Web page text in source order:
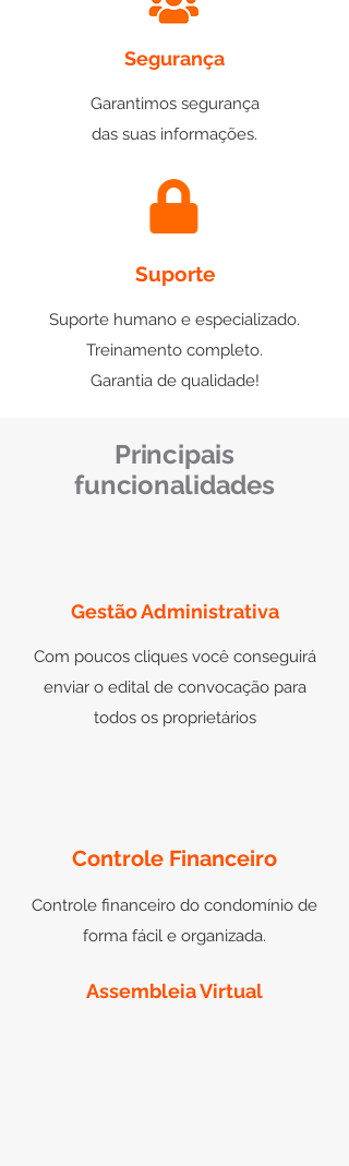
Segurança
Garantimos segurança
das suas informações.
Suporte
Suporte humano e especializado.
Treinamento completo.
Garantia de qualidade!
Principais
funcionalidades
Gestão Administrativa
Com poucos cliques você conseguirá
enviar o edital de convocação para
todos os proprietários
Controle Financeiro
Controle financeiro do condomínio de
forma fácil e organizada.
Assembleia Virtual